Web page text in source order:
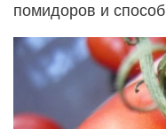
помидоров и